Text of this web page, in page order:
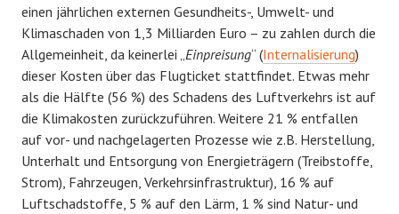
einen jährlichen externen Gesundheits-, Umwelt- und
Klimaschaden von 1,3 Milliarden Euro – zu zahlen durch die
Allgemeinheit, da keinerlei „ Einpreisung“ (Internalisierung)
dieser Kosten über das Flugticket stattfindet. Etwas mehr
als die Hälfte (56 %) des Schadens des Luftverkehrs ist auf
die Klimakosten zurückzuführen. Weitere 21 % entfallen
auf vor- und nachgelagerten Prozesse wie z.B. Herstellung,
Unterhalt und Entsorgung von Energieträgern (Treibstoffe,
Strom), Fahrzeugen, Verkehrsinfrastruktur), 16 % auf
Luftschadstoffe, 5 % auf den Lärm, 1 % sind Natur- und